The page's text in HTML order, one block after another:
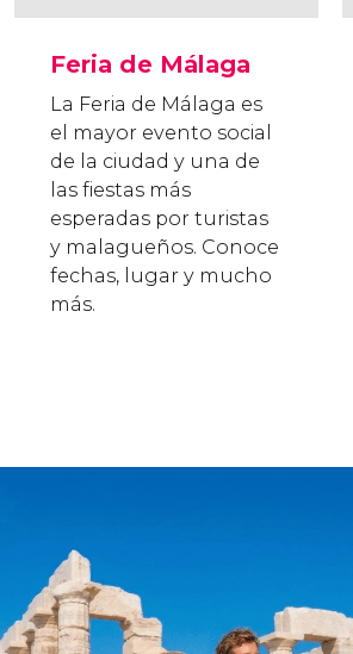
Feria de Málaga
La Feria de Málaga es
el mayor evento social
de la ciudad y una de
las fiestas más
esperadas por turistas
y malagueños. Conoce
fechas, lugar y mucho
más.